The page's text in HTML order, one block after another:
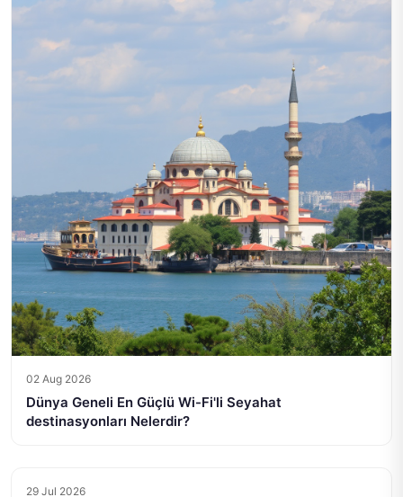
02 Aug 2026
Dünya Geneli En Güçlü Wi-Fi'li Seyahat
destinasyonları Nelerdir?
29 Jul 2026